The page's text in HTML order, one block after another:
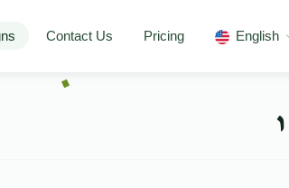
Contact Us Pricing English